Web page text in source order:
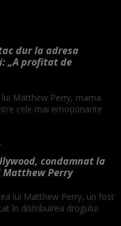
dur la adresa
„A profitat de
Matthew Perry, mama
cele mai emoționante
condamnat la
Perry
lui Matthew Perry, un fost
în distribuirea drogului